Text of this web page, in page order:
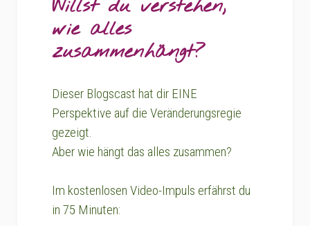
Willst du verstehen,
wie alles
zusammenhängt?
Dieser Blogscast hat dir EINE
Perspektive auf die Veränderungsregie
gezeigt.
Aber wie hängt das alles zusammen?
Im kostenlosen Video-Impuls erfährst du
in 75 Minuten: